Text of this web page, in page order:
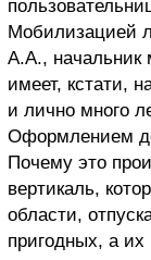
Мобилизацией
А.А., начальник
имеет, кстати,
и лично много
Оформлением
Почему это
вертикаль,
области,
пригодных, а их